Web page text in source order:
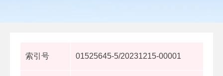
索引号 01525645-5/20231215-00001